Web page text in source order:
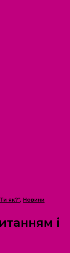
як?", Новини
і